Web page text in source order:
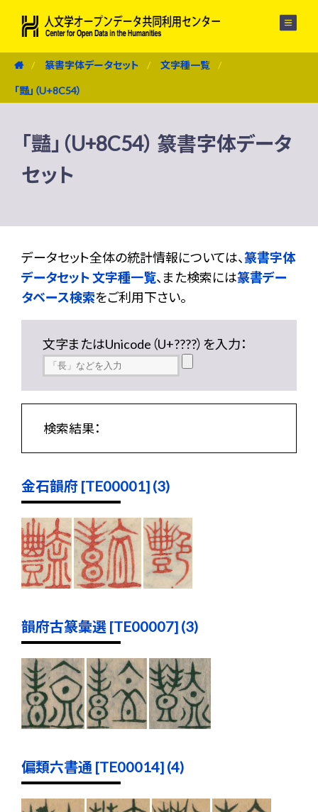
篆書字体データセット 文字種一覧
「豔」（U+8C54）
「豔」（U+8C54） 篆書字体データ
セット
データセット全体の統計情報については、篆書字体
データセット 文字種一覧、また検索には篆書デー
タベース検索をご利用下さい。
文字またはUnicode（U+????）を入力：
検索結果：
金石韻府 [TE00001] (3)
韻府古篆彙選 [TE00007] (3)
偏類六書通 [TE00014] (4)